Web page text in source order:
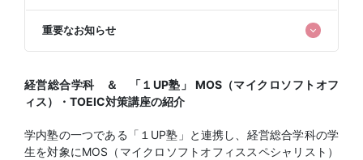
重要なお知らせ
経営総合学科 ＆ 「１UP塾」 MOS（マイクロソフトオフ
ィス）・TOEIC対策講座の紹介
学内塾の一つである「１UP塾」と連携し、経営総合学科の学
生を対象にMOS（マイクロソフトオフィススペシャリスト）